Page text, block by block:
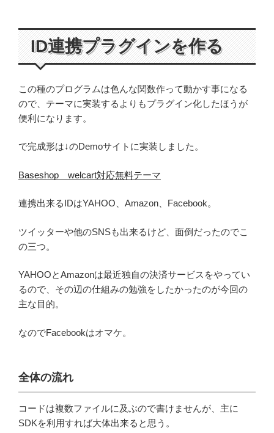
ID連携プラグインを作る
この種のプログラムは色んな関数作って動かす事になる
ので、テーマに実装するよりもプラグイン化したほうが
便利になります。
で完成形は↓のDemoサイトに実装しました。
Baseshop welcart対応無料テーマ
連携出来るIDはYAHOO、Amazon、Facebook。
ツイッターや他のSNSも出来るけど、面倒だったのでこ
の三つ。
YAHOOとAmazonは最近独自の決済サービスをやってい
るので、その辺の仕組みの勉強をしたかったのが今回の
主な目的。
なのでFacebookはオマケ。
全体の流れ
コードは複数ファイルに及ぶので書けませんが、主に
SDKを利用すれば大体出来ると思う。